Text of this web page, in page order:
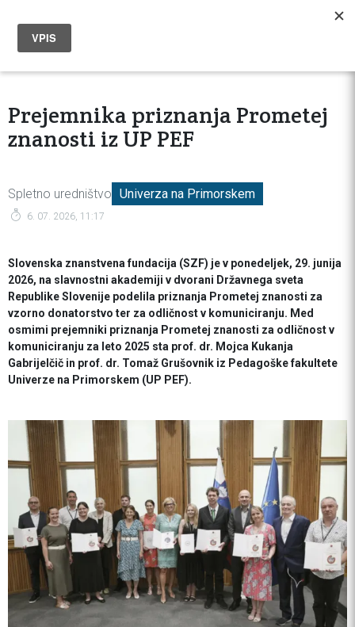
Prejemnika priznanja Prometej
znanosti iz UP PEF
Spletno uredništvo Univerza na Primorskem
6. 07. 2026, 11:17
Slovenska znanstvena fundacija (SZF) je v ponedeljek, 29. junija
2026, na slavnostni akademiji v dvorani Državnega sveta
Republike Slovenije podelila priznanja Prometej znanosti za
vzorno donatorstvo ter za odličnost v komuniciranju. Med
osmimi prejemniki priznanja Prometej znanosti za odličnost v
komuniciranju za leto 2025 sta prof. dr. Mojca Kukanja
Gabrijelčič in prof. dr. Tomaž Grušovnik iz Pedagoške fakultete
Univerze na Primorskem (UP PEF).